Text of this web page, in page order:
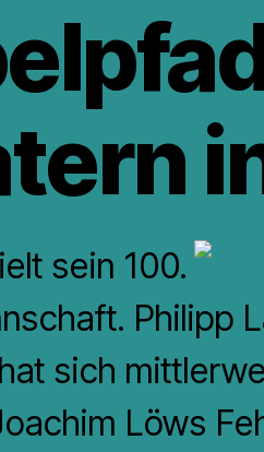
sein 100.
Philipp
sich
Löws